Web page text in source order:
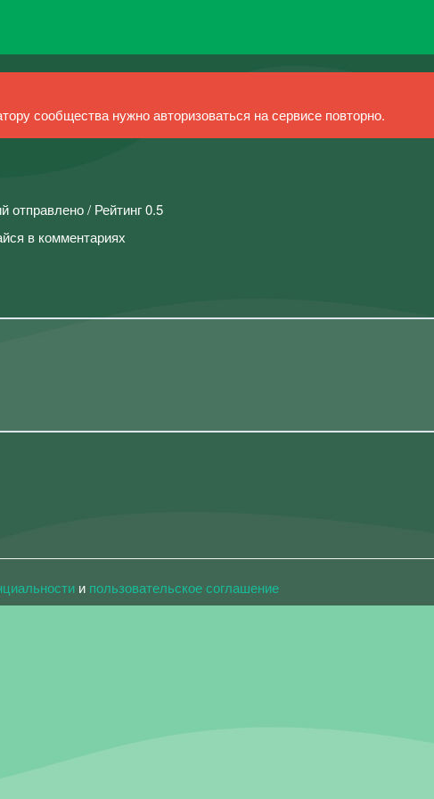
сообщества нужно авторизоваться на сервисе повторно.
отправлено / Рейтинг 0.5
в комментариях
и пользовательское соглашение